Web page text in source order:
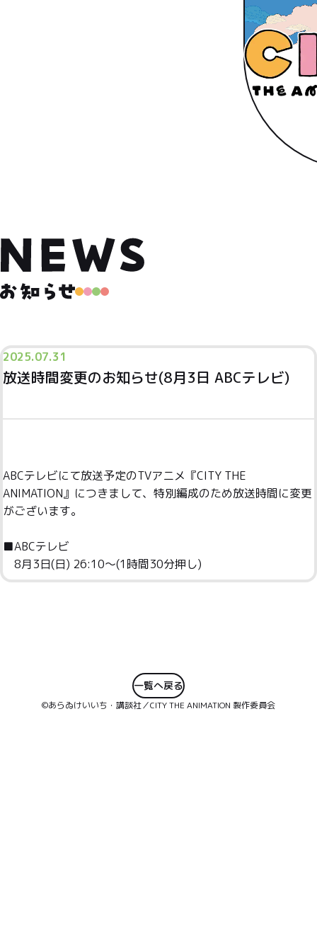
2025.07.31
放送時間変更のお知らせ(8月3日 ABCテレビ)
ABCテレビにて放送予定のTVアニメ『CITY THE
ANIMATION』につきまして、特別編成のため放送時間に変更
がございます。
■ABCテレビ
8月3日(日) 26:10～(1時間30分押し)
一覧へ戻る
©あらゐけいいち・講談社／CITY THE ANIMATION 製作委員会